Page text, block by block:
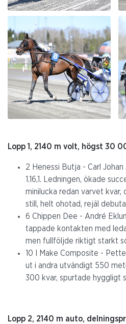
Lopp 1, 2140 m volt, högst 30
2 Henessi Butja - Carl
1.16,1. Ledningen, ökade
minilucka redan varvet kvar,
still, helt ohotad, rejäl
6 Chippen Dee - André
tappade kontakten med
men fullföljde riktigt starkt
10 I Make Composite -
ut i andra utvändigt 550
300 kvar, spurtade hyggligt
Lopp 2, 2140 m auto,